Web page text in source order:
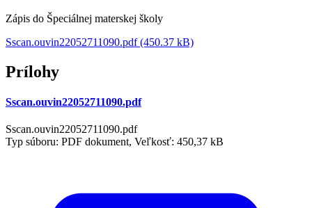
Zápis do Špeciálnej materskej školy
Sscan.ouvin22052711090.pdf (450.37 kB)
Prílohy
Sscan.ouvin22052711090.pdf
Sscan.ouvin22052711090.pdf
Typ súboru: PDF dokument, Veľkosť: 450,37 kB